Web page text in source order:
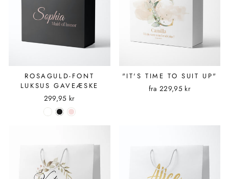
ROSAGULD-FONT
LUKSUS GAVEÆSKE
299,95 kr
"IT'S TIME TO SUIT UP"
fra 229,95 kr